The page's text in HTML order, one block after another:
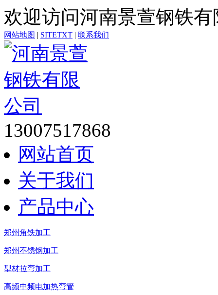
欢迎访问河南景萱钢铁有
网站地图 | SITETXT | 联系我们
13007517868
网站首页
关于我们
产品中心
郑州角铁加工
郑州不锈钢加工
型材拉弯加工
高频中频电加热弯管